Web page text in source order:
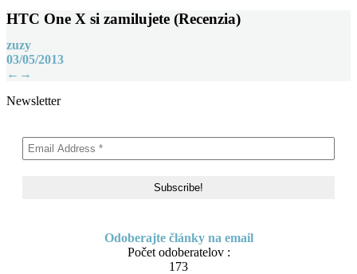
HTC One X si zamilujete (Recenzia)
zuzy
03/05/2013
Post
navigation
← →
Newsletter
Odoberajte články na email
Počet odoberatelov :
173